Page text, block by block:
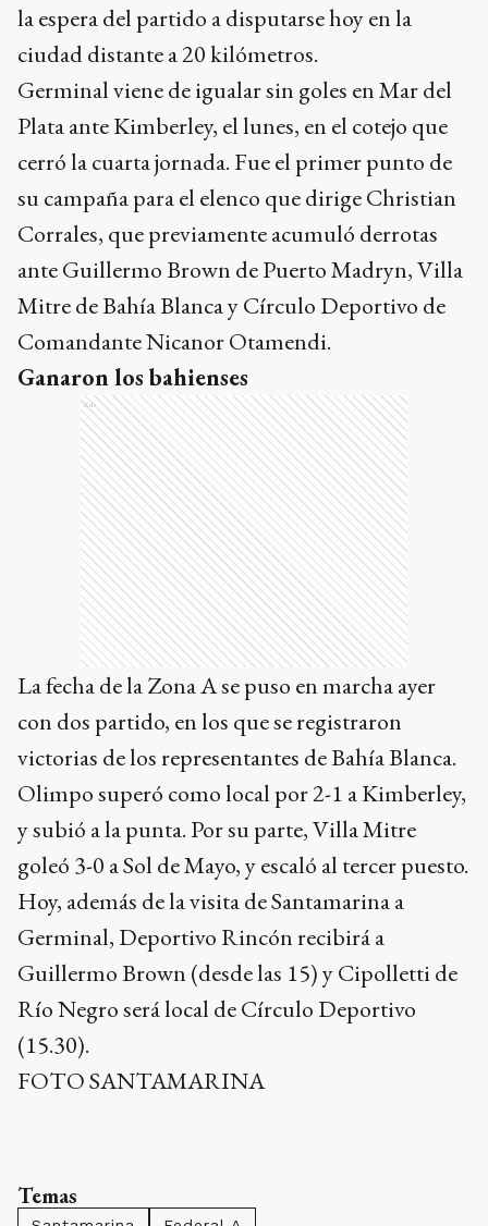
la espera del partido a disputarse hoy en la
ciudad distante a 20 kilómetros.
Germinal viene de igualar sin goles en Mar del
Plata ante Kimberley, el lunes, en el cotejo que
cerró la cuarta jornada. Fue el primer punto de
su campaña para el elenco que dirige Christian
Corrales, que previamente acumuló derrotas
ante Guillermo Brown de Puerto Madryn, Villa
Mitre de Bahía Blanca y Círculo Deportivo de
Comandante Nicanor Otamendi.
Ganaron los bahienses
Ads
La fecha de la Zona A se puso en marcha ayer
con dos partido, en los que se registraron
victorias de los representantes de Bahía Blanca.
Olimpo superó como local por 2-1 a Kimberley,
y subió a la punta. Por su parte, Villa Mitre
goleó 3-0 a Sol de Mayo, y escaló al tercer puesto.
Hoy, además de la visita de Santamarina a
Germinal, Deportivo Rincón recibirá a
Guillermo Brown (desde las 15) y Cipolletti de
Río Negro será local de Círculo Deportivo
(15.30).
FOTO SANTAMARINA
Temas